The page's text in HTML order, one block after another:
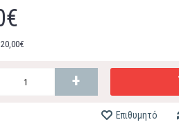
+
Επιθυμητό